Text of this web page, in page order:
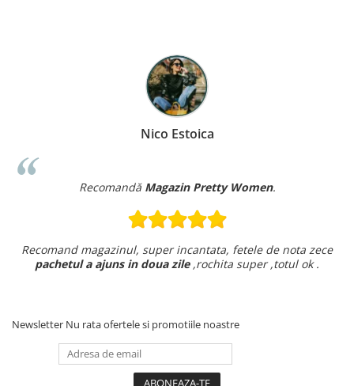
Nico Estoica
Recomandă Magazin Pretty Women.
Recomand magazinul, super incantata, fetele de nota zece
pachetul a ajuns in doua zile,rochita super ,totul ok .
Newsletter Nu rata ofertele si promotiile noastre